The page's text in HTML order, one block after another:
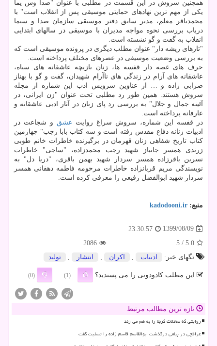
همچنین سروش در این قسمت در مطلبی با عنوان "صدا وس یما
یکی از مهم ترین نهادهای حمایتی موسیقی پس از انقلاب است" با
محمدباقر معلم، مدیر سابق دفتر موسیقی سازمان صدا و سیما
درباب بررسی نحوه مواجه مدیران با موسیقی در سالهای ابتدایی
انقلاب به گفت و گو نشسته است.
"تارهای ریشه دار" عنوان مطلب دیگری در پرونده موسیقی است که
به بررسی وضعیت موسیقی در عصرهای مختلف پرداخته است.
حرف های غصه دار قفسه ها، زنان بازیچه عاشقانه های سیاه،
عاشقانه های آرام در زندگی های ناآرام شهیدان، گفت و گو با بهناز
ضرابی زاده و … از عناوین سرویس ادب این شماره از مجله
سروش هستند. همین طور رد مطلبی تحت عنوان "زن ایرانی، در
آئینه جمال و جلال" به بررسی رد پای زنان در آثار ادبی عاشقانه و
عارفانه پرداخته است.
در قفسه این شماره، سروش سراغ روایت عشق و شجاعت در
ادبیات زنانه دفاع مقدس رفته است و سه کتاب بابا رجب" چهارمین
کتاب تاریخ شفاهی زنان قهرمان در برگیرنده خاطرات خانم طوبی
زرندی همسر جانباز شهید رجب محمدزاده، "ساجی" خاطرات
نسرین باقرزاده همسر سردار شهید بهمن باقری، "دریا دل" به
نویسندگی مریم قربانزاده خاطرات مرحومه فاطمه دهقانی همسر
سردار شهید ابوالفضل رفیعی را معرفی کرده است.
منبع: kadodooni.ir
1399/08/09
23:30:57
5.0
/ 5
2086
تگهای خبر:
ادبیات , اكران , انتشار , تولید
این مطلب کادودونی را می پسندید؟ (1)
(0)
تازه ترین مطالب مرتبط
روایتی که معادلات کربلا را به هم می زند
عراقچی در پیامی درگذشت ابوالقاسم قاسم زاده را تسلیت گفت